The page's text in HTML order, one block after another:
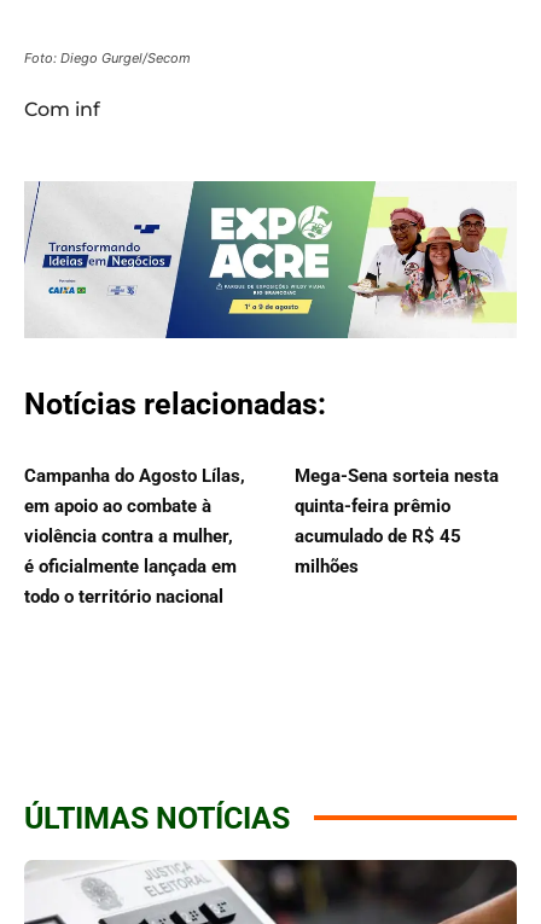
Foto: Diego Gurgel/Secom
Com inf
Notícias relacionadas:
Campanha do Agosto Lílas,
em apoio ao combate à
violência contra a mulher,
é oficialmente lançada em
todo o território nacional
Mega-Sena sorteia nesta
quinta-feira prêmio
acumulado de R$ 45
milhões
ÚLTIMAS NOTÍCIAS